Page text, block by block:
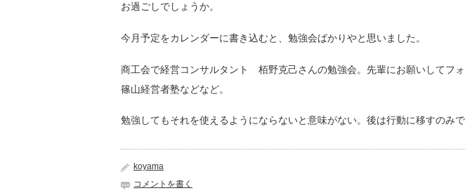
お過ごしでしょうか。
今月予定をカレンダーに書き込むと、勉強会ばかりやと思いました。
商工会で経営コンサルタント 栢野克己さんの勉強会。先輩にお願いしてフ
篠山経営者塾などなど。
勉強してもそれを使えるようにならないと意味がない。後は行動に移すのみで
koyama
コメントを書く